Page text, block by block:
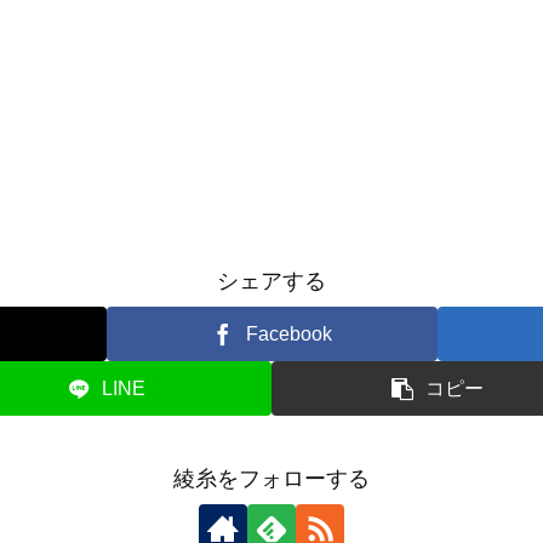
シェアする
Facebook
LINE コピー
綾糸をフォローする